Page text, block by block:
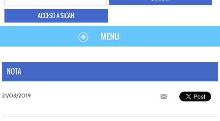
ACCESO A SICAH
MENU
NOTA
21/03/2019